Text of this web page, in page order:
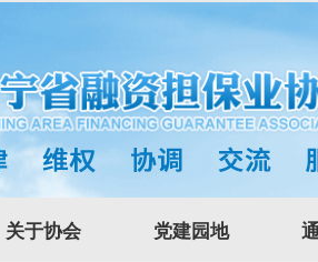
关于协会 党建园地